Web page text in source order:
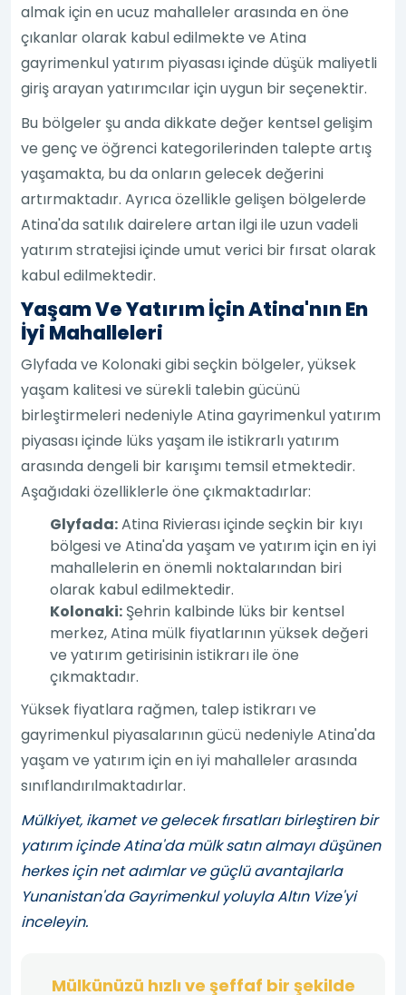
almak için en ucuz mahalleler arasında en öne
çıkanlar olarak kabul edilmekte ve Atina
gayrimenkul yatırım piyasası içinde düşük maliyetli
giriş arayan yatırımcılar için uygun bir seçenektir.
Bu bölgeler şu anda dikkate değer kentsel gelişim
ve genç ve öğrenci kategorilerinden talepte artış
yaşamakta, bu da onların gelecek değerini
artırmaktadır. Ayrıca özellikle gelişen bölgelerde
Atina'da satılık dairelere artan ilgi ile uzun vadeli
yatırım stratejisi içinde umut verici bir fırsat olarak
kabul edilmektedir.
Yaşam Ve Yatırım İçin Atina'nın En
İyi Mahalleleri
Glyfada ve Kolonaki gibi seçkin bölgeler, yüksek
yaşam kalitesi ve sürekli talebin gücünü
birleştirmeleri nedeniyle Atina gayrimenkul yatırım
piyasası içinde lüks yaşam ile istikrarlı yatırım
arasında dengeli bir karışımı temsil etmektedir.
Aşağıdaki özelliklerle öne çıkmaktadırlar:
Glyfada:Atina Rivierası içinde seçkin bir kıyı
bölgesi ve Atina'da yaşam ve yatırım için en iyi
mahallelerin en önemli noktalarından biri
olarak kabul edilmektedir.
Kolonaki: Şehrin kalbinde lüks bir kentsel
merkez, Atina mülk fiyatlarının yüksek değeri
ve yatırım getirisinin istikrarı ile öne
çıkmaktadır.
Yüksek fiyatlara rağmen, talep istikrarı ve
gayrimenkul piyasalarının gücü nedeniyle Atina'da
yaşam ve yatırım için en iyi mahalleler arasında
sınıflandırılmaktadırlar.
Mülkiyet, ikamet ve gelecek fırsatları birleştiren bir
yatırım içinde Atina'da mülk satın almayı düşünen
herkes için net adımlar ve güçlü avantajlarla
Yunanistan'da Gayrimenkul yoluyla Altın Vize'yi
inceleyin.
Mülkünüzü hızlı ve şeffaf bir şekilde